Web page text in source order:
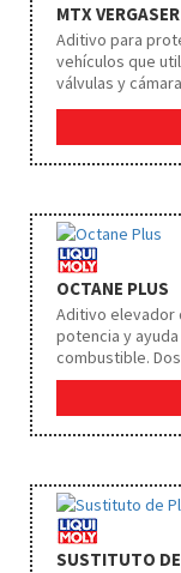
MTX
Aditivo para
vehículos que
válvulas y
Dosificación
OCTANE PLUS
Aditivo elevador
potencia y
combustible.
SUSTITUTO